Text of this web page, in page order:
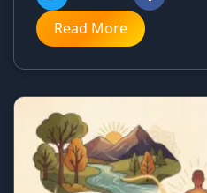
Read More